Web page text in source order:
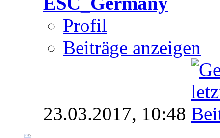
Profil
Beiträge anzeigen
23.03.2017, 10:48